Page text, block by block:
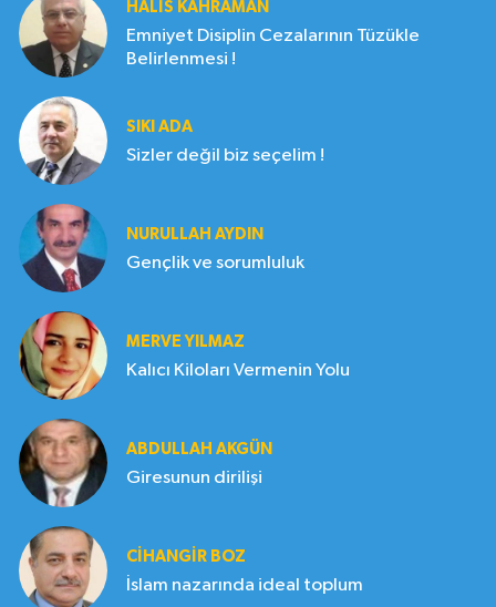
HALIS KAHRAMAN
Emniyet Disiplin Cezalarının Tüzükle
Belirlenmesi !
SIKI ADA
Sizler değil biz seçelim !
NURULLAH AYDIN
Gençlik ve sorumluluk
MERVE YILMAZ
Kalıcı Kiloları Vermenin Yolu
ABDULLAH AKGÜN
Giresunun dirilişi
CIHANGIR BOZ
İslam nazarında ideal toplum